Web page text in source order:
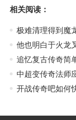
相关阅读：
极难清理得到魔
他也明白于火龙
追忆复古传奇简
中超变传奇法师
开战传奇吧如何